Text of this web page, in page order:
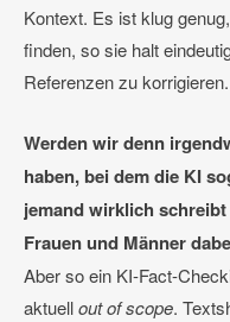
Kontext. Es ist klug
finden, so sie halt
Referenzen zu korrigieren.
Werden wir denn
haben, bei dem die KI
jemand wirklich
Frauen und Männer
Aber so ein KI-Fact-
aktuellout of scope.